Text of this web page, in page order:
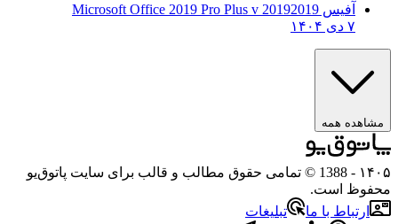
آفیس 20192019 Microsoft Office 2019 Pro Plus v
همه
- 1388 © تمامی حقوق مطالب و قالب برای سایت پاتوق‌یو
است.
ارتباط با ما
تبلیغات